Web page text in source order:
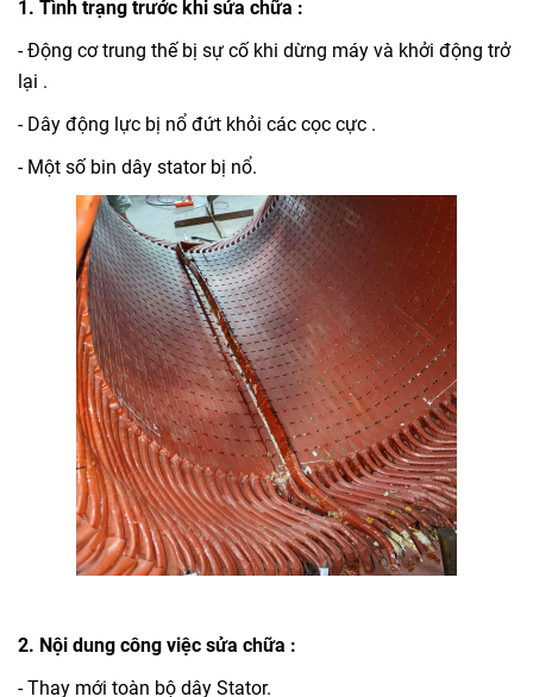
1. Tình trạng trước khi sửa chữa :
- Động cơ trung thế bị sự cố khi dừng máy và khởi động trở
lại .
- Dây động lực bị nổ đứt khỏi các cọc cực .
- Một số bin dây stator bị nổ.
2. Nội dung công việc sửa chữa :
- Thay mới toàn bộ dây Stator.